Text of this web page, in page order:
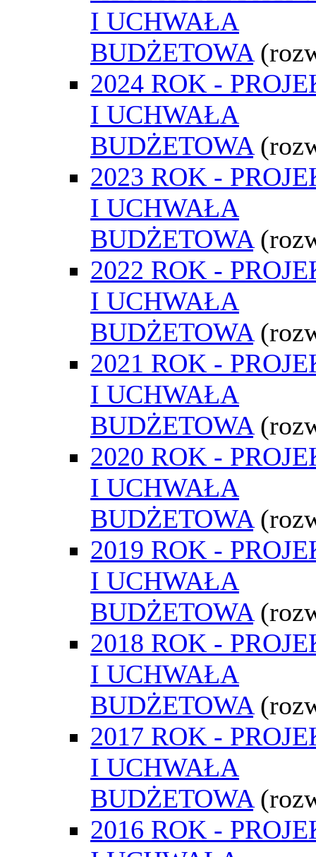
I UCHWAŁA
BUDŻETOWA
2024 ROK -
I UCHWAŁA
BUDŻETOWA
2023 ROK -
I UCHWAŁA
BUDŻETOWA
2022 ROK -
I UCHWAŁA
BUDŻETOWA
2021 ROK -
I UCHWAŁA
BUDŻETOWA
2020 ROK -
I UCHWAŁA
BUDŻETOWA
2019 ROK -
I UCHWAŁA
BUDŻETOWA
2018 ROK -
I UCHWAŁA
BUDŻETOWA
2017 ROK -
I UCHWAŁA
BUDŻETOWA
2016 ROK -